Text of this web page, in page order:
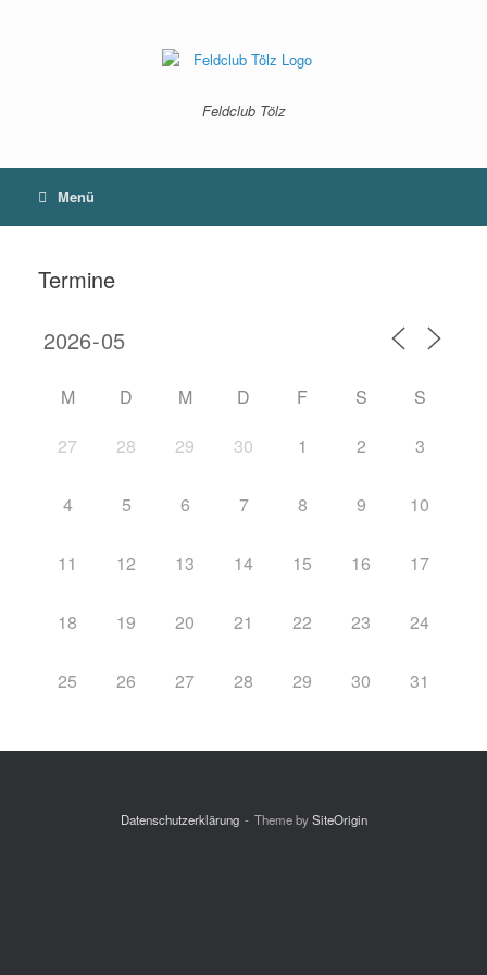
Feldclub Tölz
Menü
Termine
M D M D F S
S
27
28 29 30 1 2 3
4 5 6 7 8 9 10
11 12 13 14 15 16 17
18 19 20 21 22 23 24
25 26 27 28 29 30 31
Datenschutzerklärung Theme bySiteOrigin